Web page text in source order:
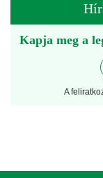
Kapja meg a
A